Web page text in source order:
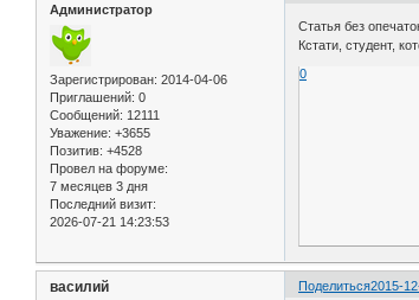
Администратор
Зарегистрирован: 2014-04-06
Приглашений: 0
Сообщений: 12111
Уважение: +3655
Позитив: +4528
Провел на форуме:
7 месяцев 3 дня
Последний визит:
2026-07-21 14:23:53
Статья без
Кстати, студент,
0
Поделиться2015-
василий